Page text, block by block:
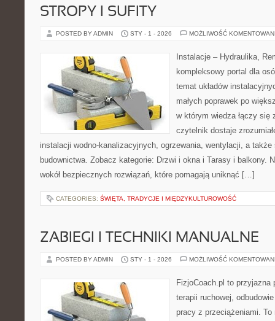
STROPY I SUFITY
POSTED BY ADMIN STY - 1 - 2026 MOŻLIWOŚĆ
Instalacje – Hydraulika,
kompleksowy portal dla
temat układów
małych poprawek po
w którym wiedza łączy się
czytelnik dostaje
instalacji wodno-kanalizacyjnych, ogrzewania, wentylacji, a także
budownictwa. Zobacz kategorie: Drzwi i okna i Tarasy i balkony.
wokół bezpiecznych rozwiązań, które pomagają uniknąć […]
CATEGORIES: ŚWIĘTA, TRADYCJE I MIĘDZYKULTUROWOŚĆ
ZABIEGI I TECHNIKI MANUALNE
POSTED BY ADMIN STY - 1 - 2026 MOŻLIWOŚĆ
FizjoCoach.pl to przyjazna
terapii ruchowej,
pracy z przeciążeniami.